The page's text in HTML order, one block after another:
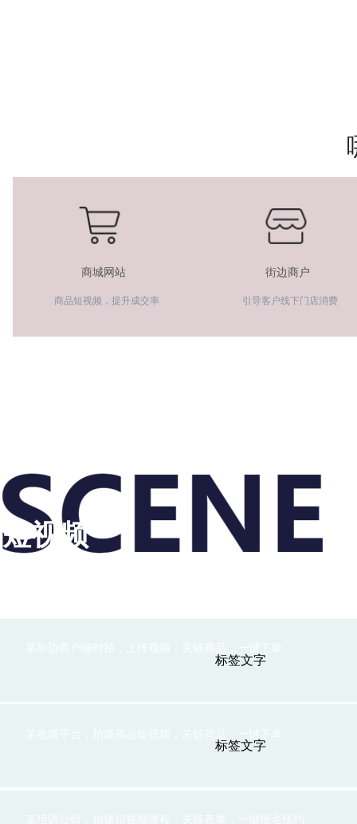
商城网站
商品短视频，提升成交率
街边商户
引导客户线下门店消费
标签文字
标签文字
短视频